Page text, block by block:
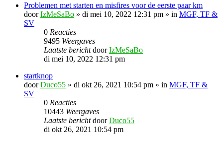
Problemen met starten en misfires voor de eerste paar km
doorIzMeSaBo » di mei 10, 2022 12:31 pm » in MGF, TF &
SV
0 Reacties
9495 Weergaves
Laatste berichtdoorIzMeSaBo
di mei 10, 2022 12:31 pm
startknop
doorDuco55 » di okt 26, 2021 10:54 pm » in MGF, TF &
SV
0 Reacties
10443 Weergaves
Laatste berichtdoorDuco55
di okt 26, 2021 10:54 pm